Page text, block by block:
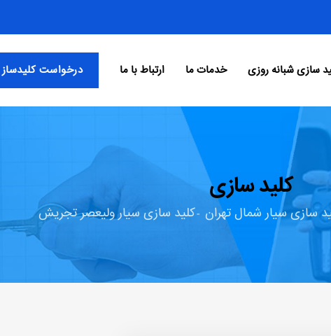
سازی شبانه روزی خدمات ما ارتباط با ما درخواست کلیدساز
کلید سازی
سازی سیار شمال تهران کلید سازی سیار ولیعصر تجریش